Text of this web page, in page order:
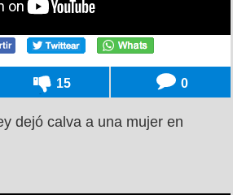
15 0
dejó calva a una mujer en